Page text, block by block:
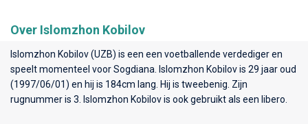
Over Islomzhon Kobilov
Islomzhon Kobilov (UZB) is een een voetballende verdediger en
speelt momenteel voorSogdiana . Islomzhon Kobilov is 29 jaar oud
(1997/06/01) en hij is 184cm lang. Hij is tweebenig. Zijn
rugnummer is 3. Islomzhon Kobilov is ook gebruikt als een libero.